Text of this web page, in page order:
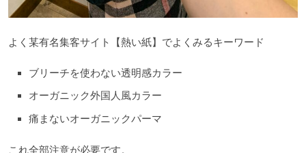
よく某有名集客サイト【熱い紙】でよくみるキーワード
ブリーチを使わない透明感カラー
オーガニック外国人風カラー
痛まないオーガニックパーマ
これ全部注意が必要です。